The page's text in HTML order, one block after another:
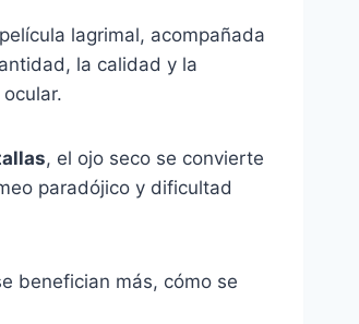
lagrimal, acompañada
la calidad y la
, el ojo seco se convierte
paradójico y dificultad
benefician más, cómo se